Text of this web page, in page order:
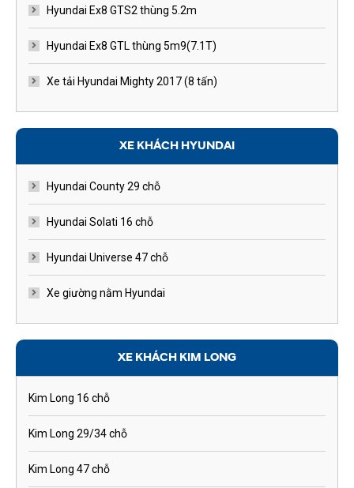
Hyundai Ex8 GTS2 thùng 5.2m
Hyundai Ex8 GTL thùng 5m9(7.1T)
Xe tải Hyundai Mighty 2017 (8 tấn)
XE KHÁCH HYUNDAI
Hyundai County 29 chỗ
Hyundai Solati 16 chỗ
Hyundai Universe 47 chỗ
Xe giường nằm Hyundai
XE KHÁCH KIM LONG
Kim Long 16 chỗ
Kim Long 29/34 chỗ
Kim Long 47 chỗ